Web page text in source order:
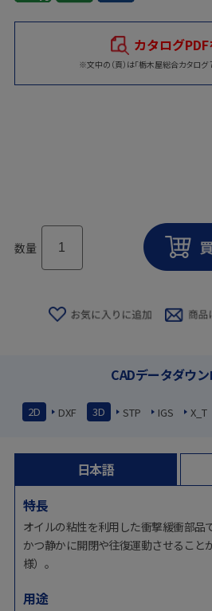
カタログ
※文中の（頁）は「栃木屋総合カタログ
数量
CADデータダウ
2D DXF 3D STP IGS X_T
日本語
特長
オイルの粘性を利用した衝撃緩衝部品
かつ静かに開閉や往復運動させること
様）。
用途